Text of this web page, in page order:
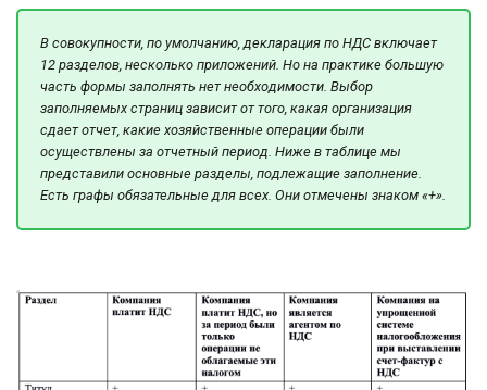
В совокупности, по умолчанию, декларация по НДС включает
12 разделов, несколько приложений. Но на практике большую
часть формы заполнять нет необходимости. Выбор
заполняемых страниц зависит от того, какая организация
сдает отчет, какие хозяйственные операции были
осуществлены за отчетный период. Ниже в таблице мы
представили основные разделы, подлежащие заполнение.
Есть графы обязательные для всех. Они отмечены знаком «+».